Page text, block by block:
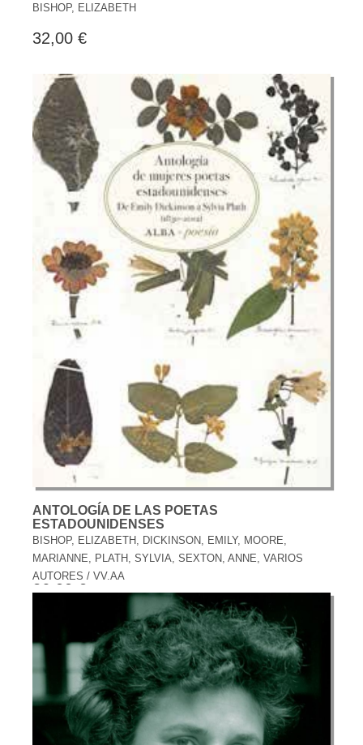
BISHOP, ELIZABETH
32,00 €
ANTOLOGÍA DE LAS POETAS
ESTADOUNIDENSES
BISHOP, ELIZABETH, DICKINSON, EMILY, MOORE,
MARIANNE, PLATH, SYLVIA, SEXTON, ANNE, VARIOS
AUTORES / VV.AA
26,00 €